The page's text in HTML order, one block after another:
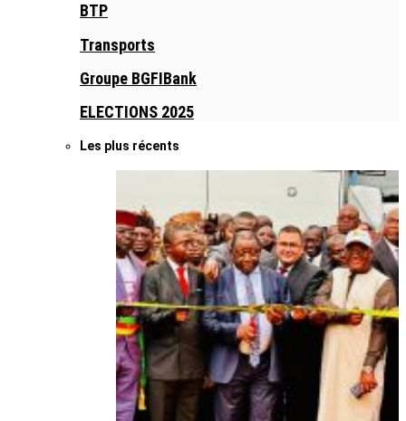
BTP
Transports
Groupe BGFIBank
ELECTIONS 2025
Les plus récents